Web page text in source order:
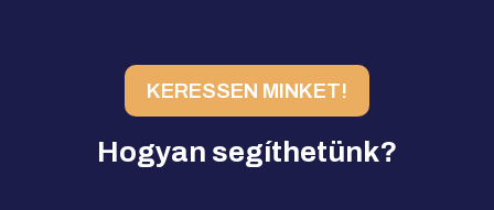
KERESSEN MINKET!
Hogyan segíthetünk?